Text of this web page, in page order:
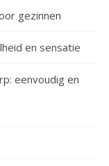
gezinnen
en sensatie
eenvoudig en